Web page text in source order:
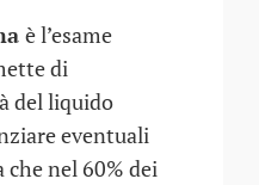
è l’esame
di
del liquido
eventuali
che nel 60% dei